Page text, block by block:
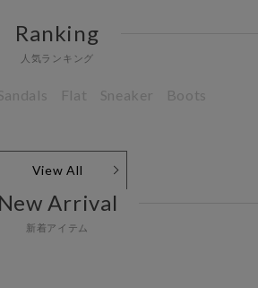
Ranking
人気ランキング
Flat Sneaker Boots
View All
New Arrival
新着アイテム